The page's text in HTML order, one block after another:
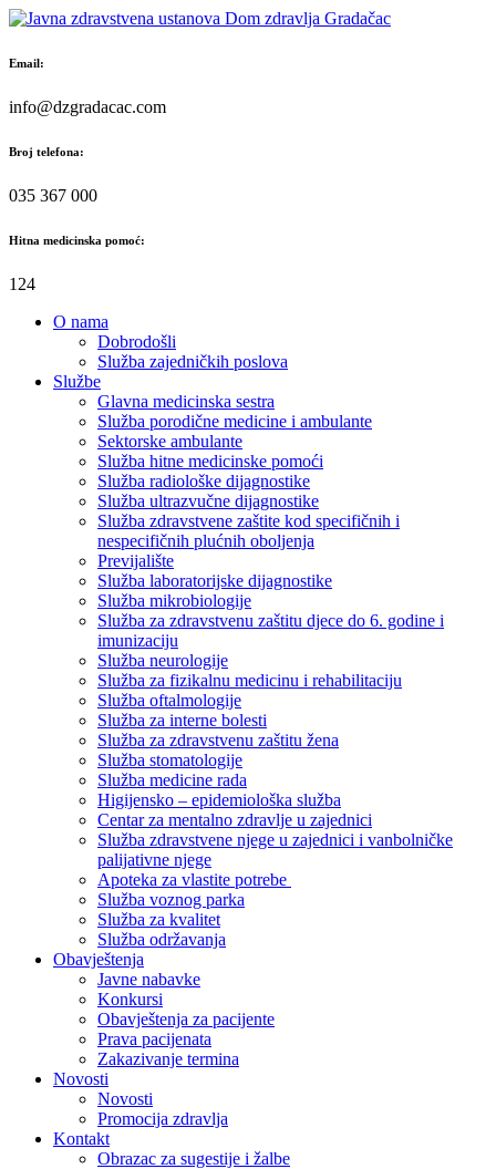
Skip
content
Email:
info@dzgradacac.com
Broj telefona:
035 367 000
Hitna medicinska pomoć:
124
O nama
Dobrodošli
Služba zajedničkih poslova
Službe
Glavna medicinska sestra
Služba porodične medicine i ambulante
Sektorske ambulante
Služba hitne medicinske pomoći
Služba radiološke dijagnostike
Služba ultrazvučne dijagnostike
Služba zdravstvene zaštite kod specifičnih i
nespecifičnih plućnih oboljenja
Previjalište
Služba laboratorijske dijagnostike
Služba mikrobiologije
Služba za zdravstvenu zaštitu djece do 6. godine i
imunizaciju
Služba neurologije
Služba za fizikalnu medicinu i rehabilitaciju
Služba oftalmologije
Služba za interne bolesti
Služba za zdravstvenu zaštitu žena
Služba stomatologije
Služba medicine rada
Higijensko – epidemiološka služba
Centar za mentalno zdravlje u zajednici
Služba zdravstvene njege u zajednici i vanbolničke
palijativne njege
Apoteka za vlastite potrebe
Služba voznog parka
Služba za kvalitet
Služba održavanja
Obavještenja
Javne nabavke
Konkursi
Obavještenja za pacijente
Prava pacijenata
Zakazivanje termina
Novosti
Novosti
Promocija zdravlja
Kontakt
Obrazac za sugestije i žalbe